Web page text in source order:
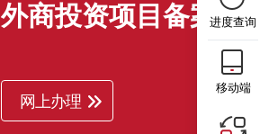
外商投资项目备案
网上办理
进度查询
移动端